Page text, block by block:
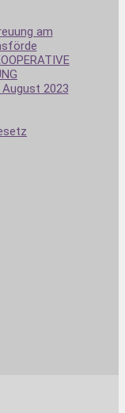
am
2023